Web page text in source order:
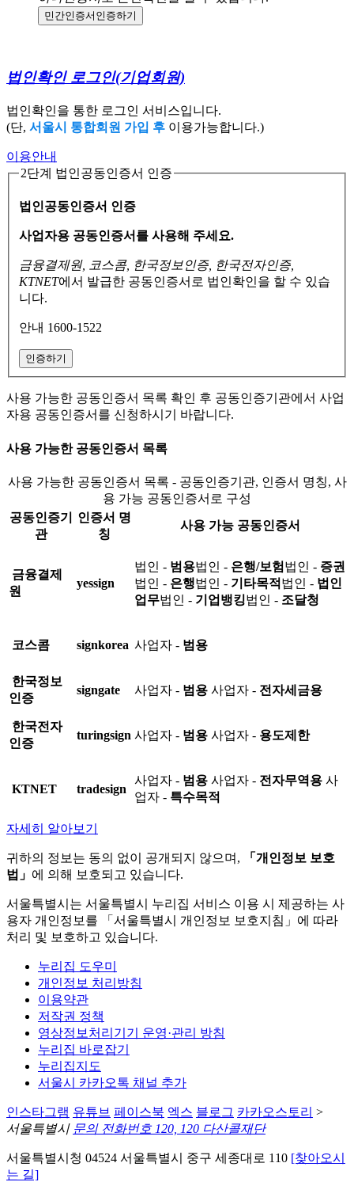
민간인증서 인증하기
법인확인 로그인(기업회원)
법인확인을 통한 로그인 서비스입니다.
(단, 서울시 통합회원 가입 후 이용가능합니다.)
이용안내
2단계 법인공동인증서 인증
법인공동인증서 인증
사업자용 공동인증서를 사용해 주세요.
금융결제원, 코스콤, 한국정보인증, 한국전자인증,
KTNET에서 발급한 공동인증서로 법인확인을 할 수 있습
니다.
안내 1600-1522
인증하기
사용 가능한 공동인증서 목록 확인 후 공동인증기관에서 사업
자용 공동인증서를 신청하시기 바랍니다.
사용 가능한 공동인증서 목록
사용 가능한 공동인증서 목록 - 공동인증기관, 인증서 명칭, 사
용 가능 공동인증서로 구성
공동인증기
관
인증서 명
칭
사용 가능 공동인증서
금융결제
원
yessign
법인 - 범용법인 - 은행/보험 법인 - 증권
법인 - 은행법인 - 기타목적 법인 - 법인
업무법인 - 기업뱅킹법인 - 조달청
코스콤 signkorea 사업자 - 범용
한국정보
인증
signgate 사업자 - 범용 사업자 - 전자세금용
한국전자
인증
turingsign 사업자 - 범용 사업자 - 용도제한
KTNET tradesign
사업자 - 범용 사업자 - 전자무역용 사
업자 - 특수목적
자세히 알아보기
귀하의 정보는 동의 없이 공개되지 않으며,
「개인정보 보호
법」 에 의해 보호되고 있습니다.
서울특별시는 서울특별시 누리집 서비스 이용 시 제공하는 사
용자 개인정보를 「서울특별시 개인정보 보호지침」에 따라
처리 및 보호하고 있습니다.
누리집 도우미
개인정보 처리방침
이용약관
저작권 정책
영상정보처리기기 운영·관리 방침
누리집 바로잡기
누리집지도
서울시 카카오톡 채널 추가
인스타그램 유튜브 페이스북 엑스 블로그 카카오스토리 >
서울특별시 문의 전화번호 120, 120 다산콜재단
서울특별시청 04524 서울특별시 중구 세종대로 110 [찾아오시
는 길]